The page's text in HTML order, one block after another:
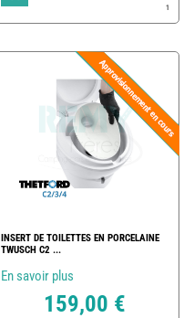
1
INSERT DE TOILETTES EN PORCELAINE
TWUSCH C2 ...
En savoir plus
159,00 €